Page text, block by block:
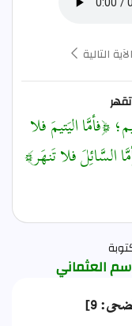
الآية التالية
﴿فأمَّا اليَتيمَ فلا
السَّائِلَ فلا تَنهَر﴾
العثماني
9]